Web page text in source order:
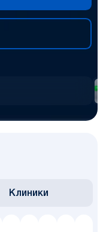
Клиники